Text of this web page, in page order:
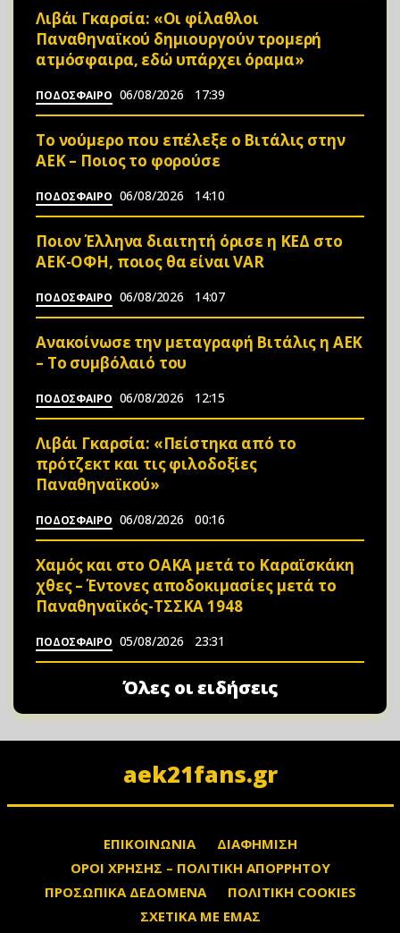
Λιβάι Γκαρσία: «Οι φίλαθλοι
Παναθηναϊκού δημιουργούν τρομερή
ατμόσφαιρα, εδώ υπάρχει όραμα»
ΠΟΔΟΣΦΑΙΡΟ 06/08/2026 17:39
Το νούμερο που επέλεξε ο Βιτάλις στην
ΑΕΚ – Ποιος το φορούσε
ΠΟΔΟΣΦΑΙΡΟ 06/08/2026 14:10
Ποιον Έλληνα διαιτητή όρισε η ΚΕΔ στο
ΑΕΚ-ΟΦΗ, ποιος θα είναι VAR
ΠΟΔΟΣΦΑΙΡΟ 06/08/2026 14:07
Ανακοίνωσε την μεταγραφή Βιτάλις η ΑΕΚ
– Το συμβόλαιό του
ΠΟΔΟΣΦΑΙΡΟ 06/08/2026 12:15
Λιβάι Γκαρσία: «Πείστηκα από το
πρότζεκτ και τις φιλοδοξίες
Παναθηναϊκού»
ΠΟΔΟΣΦΑΙΡΟ 06/08/2026 00:16
Χαμός και στο ΟΑΚΑ μετά το Καραϊσκάκη
χθες – Έντονες αποδοκιμασίες μετά το
Παναθηναϊκός-ΤΣΣΚΑ 1948
ΠΟΔΟΣΦΑΙΡΟ 05/08/2026 23:31
Όλες οι ειδήσεις
aek21fans.gr
ΕΠΙΚΟΙΝΩΝΙΑ
ΔΙΑΦΗΜΙΣΗ
ΟΡΟΙ ΧΡΗΣΗΣ – ΠΟΛΙΤΙΚΗ ΑΠΟΡΡΗΤΟΥ
ΠΡΟΣΩΠΙΚΑ ΔΕΔΟΜΕΝΑ
ΠΟΛΙΤΙΚΗ COOKIES
ΣΧΕΤΙΚΑ ΜΕ ΕΜΑΣ